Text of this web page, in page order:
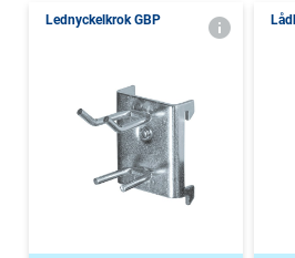
Lednyckelkrok GBP